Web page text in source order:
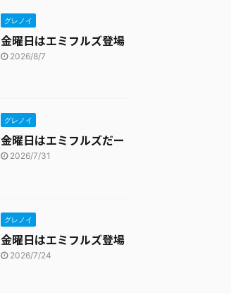
グレノイ
金曜日はエミフルズ登場
2026/8/7
グレノイ
金曜日はエミフルズだー
2026/7/31
グレノイ
金曜日はエミフルズ登場
2026/7/24